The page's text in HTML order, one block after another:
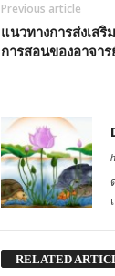
Previous article
แนวทางการส่งเส
การสอนของอาจา
RELATED